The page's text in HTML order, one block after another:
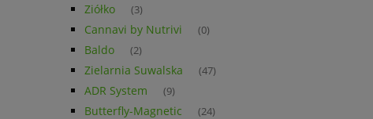
Ziółko (3)
Cannavi by Nutrivi (0)
Baldo (2)
Zielarnia Suwalska (47)
ADR System (9)
Butterfly-Magnetic (24)